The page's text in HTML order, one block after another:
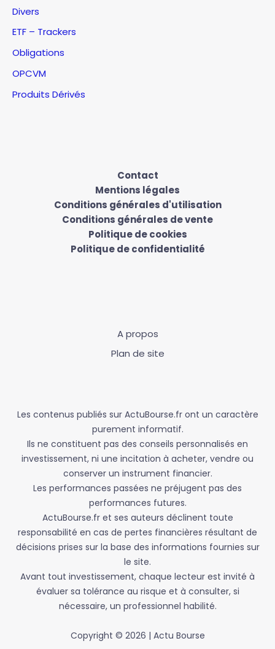
Divers
ETF – Trackers
Obligations
OPCVM
Produits Dérivés
Contact
Mentions légales
Conditions générales d'utilisation
Conditions générales de vente
Politique de cookies
Politique de confidentialité
A propos
Plan de site
Les contenus publiés sur ActuBourse.fr ont un caractère
purement informatif.
Ils ne constituent pas des conseils personnalisés en
investissement, ni une incitation à acheter, vendre ou
conserver un instrument financier.
Les performances passées ne préjugent pas des
performances futures.
ActuBourse.fr et ses auteurs déclinent toute
responsabilité en cas de pertes financières résultant de
décisions prises sur la base des informations fournies sur
le site.
Avant tout investissement, chaque lecteur est invité à
évaluer sa tolérance au risque et à consulter, si
nécessaire, un professionnel habilité.
Copyright © 2026 | Actu Bourse